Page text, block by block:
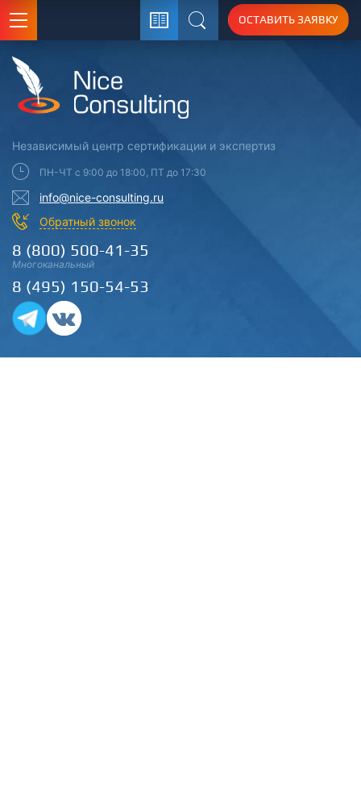
Поиск
ОСТАВИТЬ ЗАЯВКУ
Независимый центр сертификации и экспертиз
ПН-ЧТ с 9:00 до 18:00, ПТ до 17:30
info@nice-consulting.ru
Обратный звонок
8 (800) 500-41-35
Многоканальный
8 (495) 150-54-53